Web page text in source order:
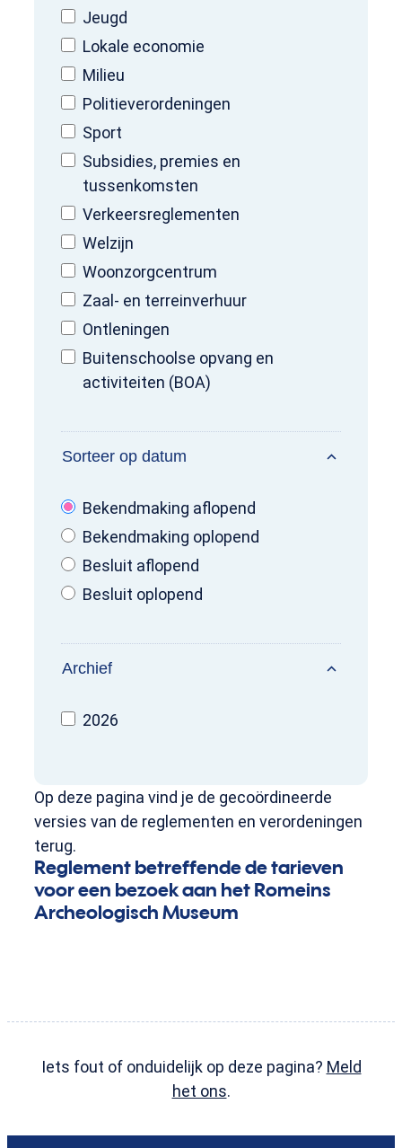
Jeugd
Lokale economie
Milieu
Politieverordeningen
Sport
Subsidies, premies en
tussenkomsten
Verkeersreglementen
Welzijn
Woonzorgcentrum
Zaal- en terreinverhuur
Ontleningen
Buitenschoolse opvang en
activiteiten (BOA)
Sorteer op datum
Bekendmaking aflopend
Bekendmaking oplopend
Besluit aflopend
Besluit oplopend
Archief
2026
Op deze pagina vind je de gecoördineerde
versies van de reglementen en verordeningen
terug.
Bekendmakingen
Reglement betreffende de tarieven
voor een bezoek aan het Romeins
Archeologisch Museum
Iets fout of onduidelijk op deze pagina? Meld
het ons.